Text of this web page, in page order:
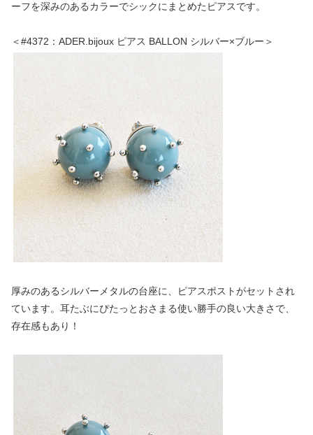
ーフを深みのあるカラーでシックにまとめたピアスです。
＜#4372：ADER.bijoux ピアス BALLON シルバー×ブルー＞
厚みのあるシルバーメタルの台座に、ピアスポストがセットされ
ています。耳たぶにぴたっとおさまる使い勝手の良い大きさで、
存在感もあり！